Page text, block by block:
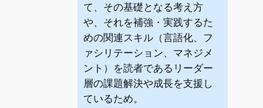
て、その基礎となる考え方
や、それを補強・実践するた
めの関連スキル（言語化、フ
ァシリテーション、マネジメ
ント）を読者であるリーダー
層の課題解決や成長を支援し
ているため。